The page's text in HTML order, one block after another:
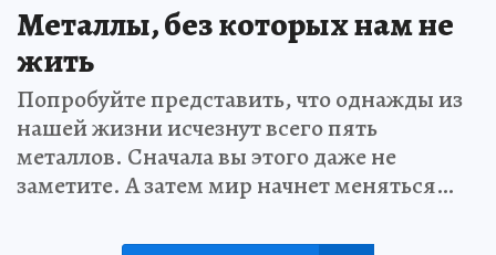
Металлы, без которых нам не
жить
Попробуйте представить, что однажды из
нашей жизни исчезнут всего пять
металлов. Сначала вы этого даже не
заметите. А затем мир начнет меняться…